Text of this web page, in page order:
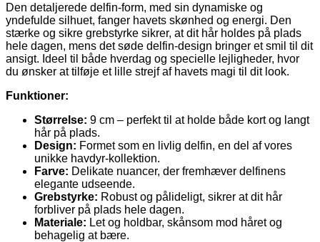
Den detaljerede delfin-form, med sin dynamiske og
yndefulde silhuet, fanger havets skønhed og energi. Den
stærke og sikre grebstyrke sikrer, at dit hår holdes på plads
hele dagen, mens det søde delfin-design bringer et smil til dit
ansigt. Ideel til både hverdag og specielle lejligheder, hvor
du ønsker at tilføje et lille strejf af havets magi til dit look.
Funktioner:
Størrelse: 9 cm – perfekt til at holde både kort og langt
hår på plads.
Design: Formet som en livlig delfin, en del af vores
unikke havdyr-kollektion.
Farve: Delikate nuancer, der fremhæver delfinens
elegante udseende.
Grebstyrke: Robust og pålideligt, sikrer at dit hår
forbliver på plads hele dagen.
Materiale: Let og holdbar, skånsom mod håret og
behagelig at bære.